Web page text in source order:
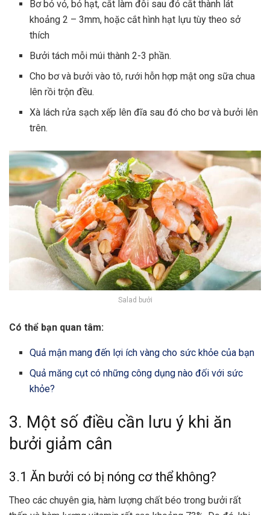
Bơ bỏ vỏ, bỏ hạt, cắt làm đôi sau đó cắt thành lát
khoảng 2 – 3mm, hoặc cắt hình hạt lựu tùy theo sở
thích
Bưởi tách mỗi múi thành 2-3 phần.
Cho bơ và bưởi vào tô, rưới hỗn hợp mật ong sữa chua
lên rồi trộn đều.
Xà lách rửa sạch xếp lên đĩa sau đó cho bơ và bưởi lên
trên.
Salad bưởi
Có thể bạn quan tâm:
Quả mận mang đến lợi ích vàng cho sức khỏe của bạn
Quả măng cụt có những công dụng nào đối với sức
khỏe?
3. Một số điều cần lưu ý khi ăn
bưởi giảm cân
3.1 Ăn bưởi có bị nóng cơ thể không?
Theo các chuyên gia, hàm lượng chất béo trong bưởi rất